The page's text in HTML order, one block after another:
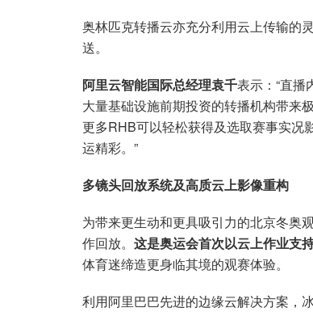
奥林匹克转播云亦充分利用云上传输的
送。
阿里云智能国际总经理袁千表示：“直
大量基础设施前期投资的转播机构带来
更多RHB可以轻松获得及选取赛事实况
运精彩。”
多镜头回放系统及高质云上影像重构
为带来更生动和更具吸引力的北京冬奥
作回放。 这是奥运会首次以云上作业支
体育迷缔造更身临其境的观赛体验。
利用阿里巴巴先进的边缘云解决方案，